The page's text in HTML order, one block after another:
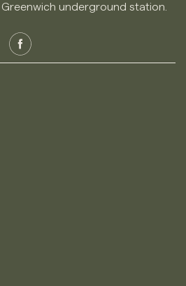
underground station.